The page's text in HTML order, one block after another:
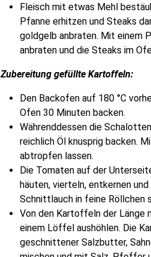
Fleisch mit etwas Mehl
Pfanne erhitzen und Steaks
goldgelb anbraten. Mit einem
anbraten und die Steaks im
Zubereitung gefüllte Kartoffeln:
Den Backofen auf 180 °C
Ofen 30 Minuten backen.
Währenddessen die
reichlich Öl knusprig backen.
abtropfen lassen.
Die Tomaten auf der
häuten, vierteln, entkernen
Schnittlauch in feine Röllchen
Von den Kartoffeln der Länge
einem Löffel aushöhlen. Die
geschnittener Salzbutter,